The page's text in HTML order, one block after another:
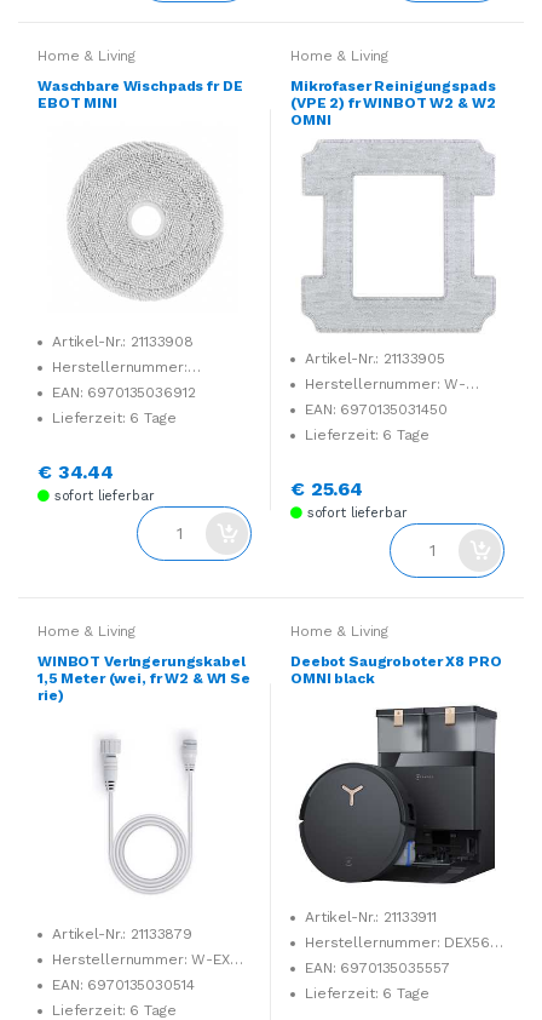
Home & Living
Waschbare Wischpads fr DE
EBOT MINI
Artikel-Nr.: 21133908
Herstellernummer:
DWP040023
EAN: 6970135036912
Lieferzeit: 6 Tage
€ 34.44
sofort lieferbar
Home & Living
Mikrofaser Reinigungspads
(VPE 2) fr WINBOT W2 & W2
OMNI
Artikel-Nr.: 21133905
Herstellernummer: W-
CC02-0009
EAN: 6970135031450
Lieferzeit: 6 Tage
€ 25.64
sofort lieferbar
Home & Living
WINBOT Verlngerungskabel
1,5 Meter (wei, fr W2 & W1 Se
rie)
Artikel-Nr.: 21133879
Herstellernummer: W-EX01-
0001
EAN: 6970135030514
Lieferzeit: 6 Tage
Home & Living
Deebot Saugroboter X8 PRO
OMNI black
Artikel-Nr.: 21133911
Herstellernummer: DEX56-
12EC
EAN: 6970135035557
Lieferzeit: 6 Tage